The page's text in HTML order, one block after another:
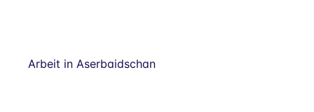
Arbeit in Aserbaidschan